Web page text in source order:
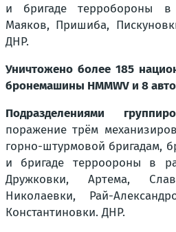
и бригаде терробороны в
Маяков, Пришиба,
ДНР.
Уничтожено более 185
бронемашины HMMWV и 8
Подразделениями
поражение трём
горно-штурмовой бригадам,
и бригаде терроороны в
Дружковки, Артема,
Николаевки, Рай-
Константиновки. ДНР.